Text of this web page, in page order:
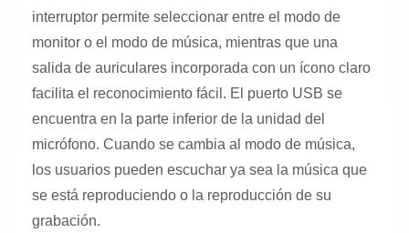
interruptor permite seleccionar entre el modo de
monitor o el modo de música, mientras que una
salida de auriculares incorporada con un ícono claro
facilita el reconocimiento fácil. El puerto USB se
encuentra en la parte inferior de la unidad del
micrófono. Cuando se cambia al modo de música,
los usuarios pueden escuchar ya sea la música que
se está reproduciendo o la reproducción de su
grabación.